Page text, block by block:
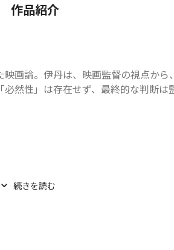
作品紹介
画論。伊丹は、映画監督の視点から
然性」は存在せず、最終的な判断は
続きを読む